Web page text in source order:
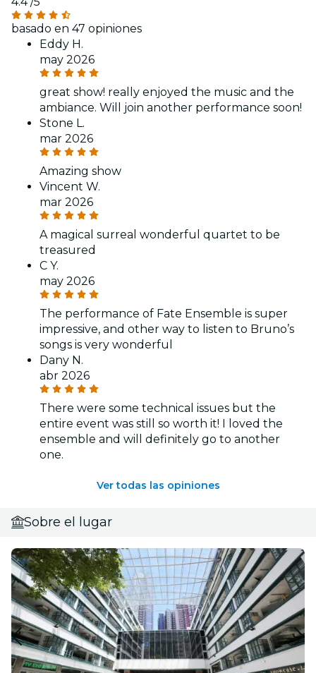
basado en 47 opiniones
Eddy H.
may 2026
great show! really enjoyed the music and the
ambiance. Will join another performance soon!
Stone L.
mar 2026
Amazing show
Vincent W.
mar 2026
A magical surreal wonderful quartet to be
treasured
C Y.
may 2026
The performance of Fate Ensemble is super
impressive, and other way to listen to Bruno’s
songs is very wonderful
Dany N.
abr 2026
There were some technical issues but the
entire event was still so worth it! I loved the
ensemble and will definitely go to another
one.
Ver todas las opiniones
Sobre el lugar